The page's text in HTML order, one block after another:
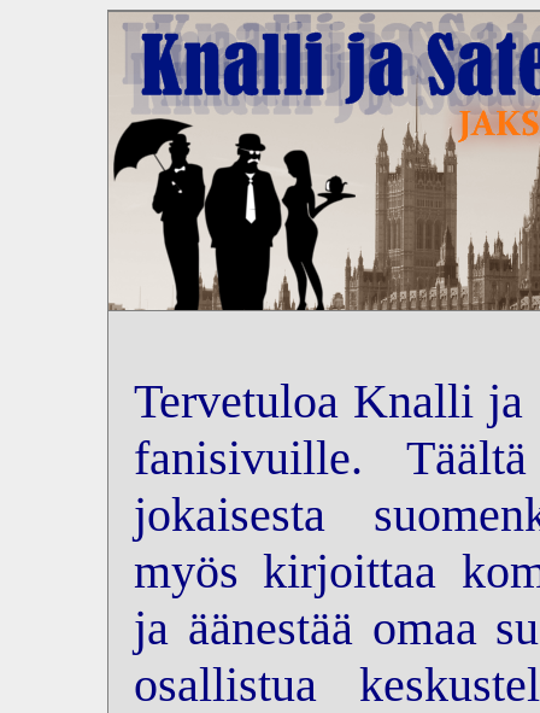
Tervetuloa Knalli ja
fanisivuille.
jokaisesta
myös kirjoittaa
ja äänestää omaa
osallistua